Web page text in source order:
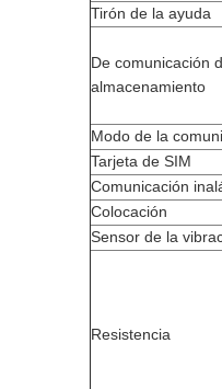
Tirón de la ayuda
De comunicación
almacenamiento
Modo de la
Tarjeta de SIM
Comunicación
Colocación
Sensor de la
Resistencia